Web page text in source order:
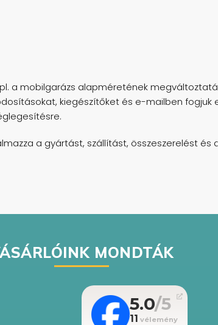
a mobilgarázs alapméretének
kiegészítőket és e-mailben fogjuk
a gyártást, szállítást, összeszerelést
MONDTÁK
5.0
11